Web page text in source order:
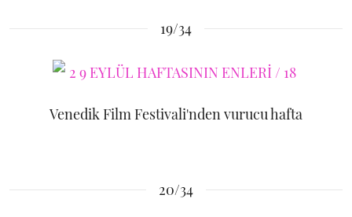
19/34
Venedik Film Festivali'nden vurucu hafta
20/34